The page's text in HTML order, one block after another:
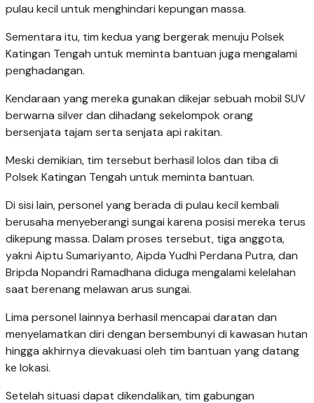
pulau kecil untuk menghindari kepungan massa.
Sementara itu, tim kedua yang bergerak menuju Polsek
Katingan Tengah untuk meminta bantuan juga mengalami
penghadangan.
Kendaraan yang mereka gunakan dikejar sebuah mobil SUV
berwarna silver dan dihadang sekelompok orang
bersenjata tajam serta senjata api rakitan.
Meski demikian, tim tersebut berhasil lolos dan tiba di
Polsek Katingan Tengah untuk meminta bantuan.
Di sisi lain, personel yang berada di pulau kecil kembali
berusaha menyeberangi sungai karena posisi mereka terus
dikepung massa. Dalam proses tersebut, tiga anggota,
yakni Aiptu Sumariyanto, Aipda Yudhi Perdana Putra, dan
Bripda Nopandri Ramadhana diduga mengalami kelelahan
saat berenang melawan arus sungai.
Lima personel lainnya berhasil mencapai daratan dan
menyelamatkan diri dengan bersembunyi di kawasan hutan
hingga akhirnya dievakuasi oleh tim bantuan yang datang
ke lokasi.
Setelah situasi dapat dikendalikan, tim gabungan